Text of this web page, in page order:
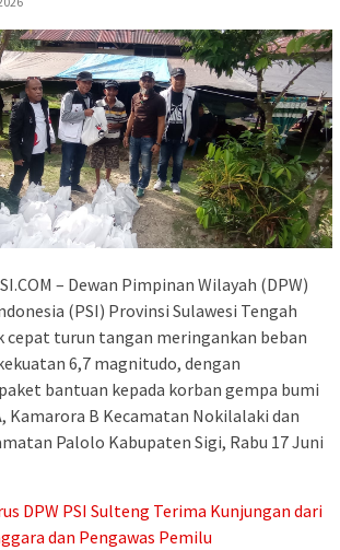
– Dewan Pimpinan Wilayah (DPW)
(PSI) Provinsi Sulawesi Tengah
cepat turun tangan meringankan beban
6,7 magnitudo, dengan
bantuan kepada korban gempa bumi
Kamarora B Kecamatan Nokilalaki dan
Palolo Kabupaten Sigi, Rabu 17 Juni
DPW PSI Sulteng Terima Kunjungan dari
dan Pengawas Pemilu